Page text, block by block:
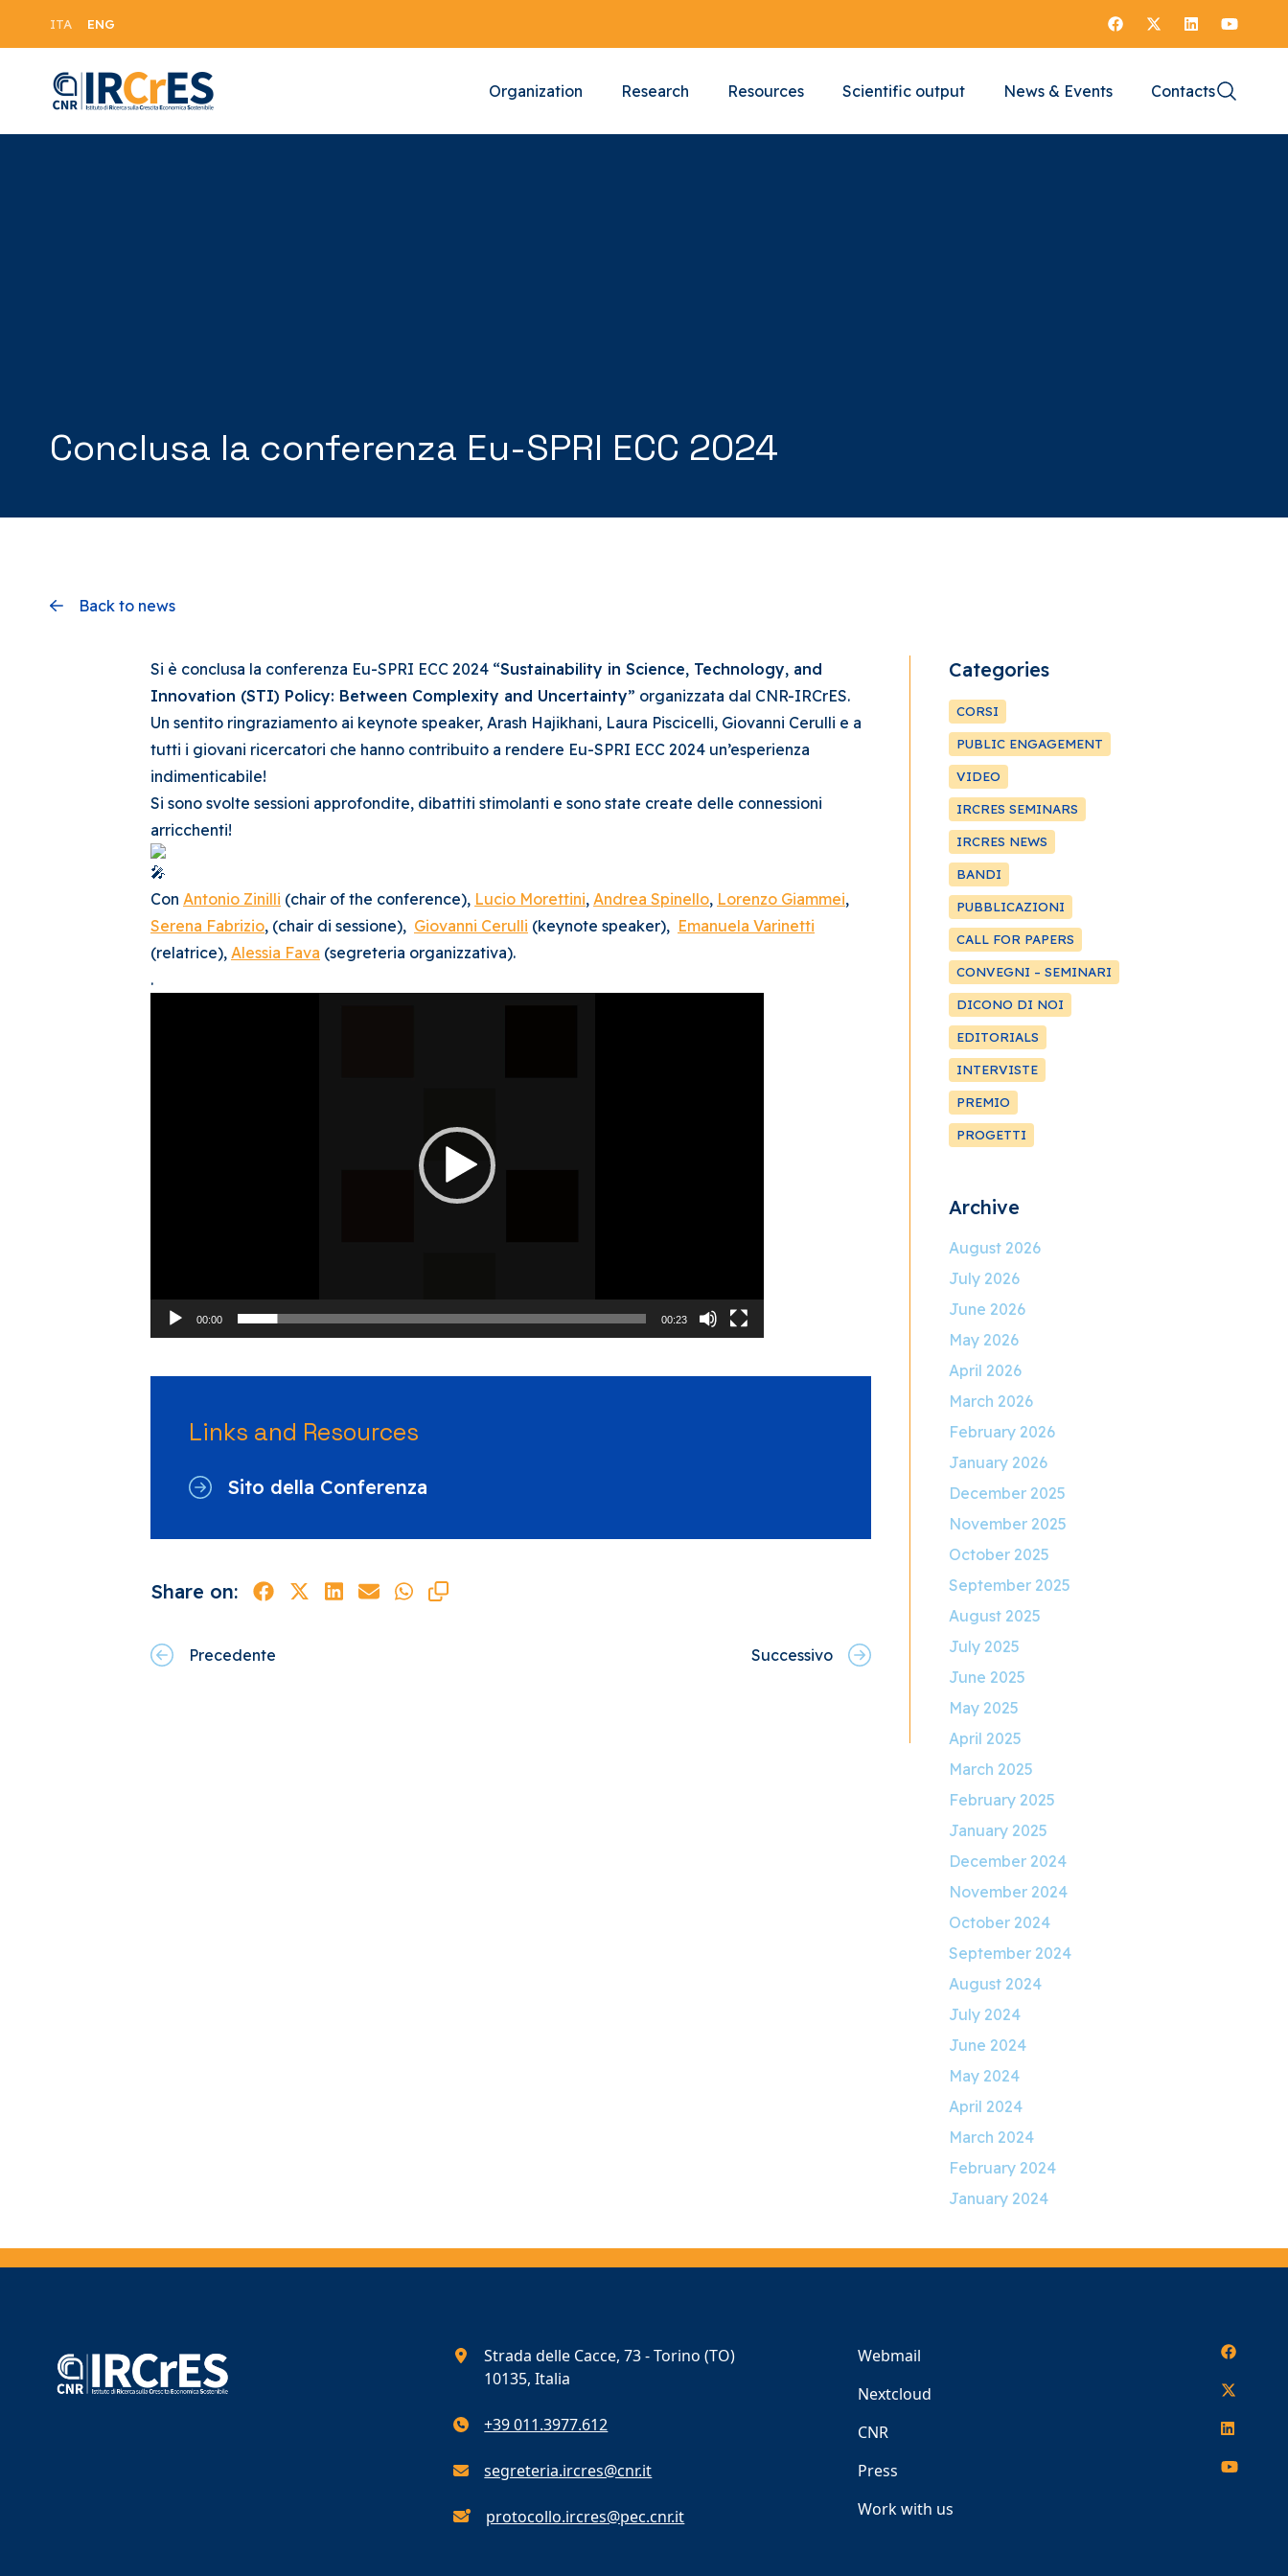
ITA ENG
Organization Research Resources Scientific output News & Events Contacts
Conclusa la conferenza Eu-SPRI ECC 2024
Back to news
Si è conclusa la conferenza Eu-SPRI ECC 2024 “Sustainability in Science, Technology, and
Innovation (STI) Policy: Between Complexity and Uncertainty” organizzata dal CNR-IRCrES.
Un sentito ringraziamento ai keynote speaker, Arash Hajikhani, Laura Piscicelli, Giovanni Cerulli e a
tutti i giovani ricercatori che hanno contribuito a rendere Eu-SPRI ECC 2024 un’esperienza
indimenticabile!
Si sono svolte sessioni approfondite, dibattiti stimolanti e sono state create delle connessioni
arricchenti!
Con Antonio Zinilli (chair of the conference), Lucio Morettini, Andrea Spinello, Lorenzo Giammei,
Serena Fabrizio, (chair di sessione), Giovanni Cerulli (keynote speaker), Emanuela Varinetti
(relatrice), Alessia Fava (segreteria organizzativa).
.
00:00 00:23
Links and Resources
Sito della Conferenza
Share on:
Precedente Successivo
Categories
CORSI
PUBLIC ENGAGEMENT
VIDEO
IRCRES SEMINARS
IRCRES NEWS
BANDI
PUBBLICAZIONI
CALL FOR PAPERS
CONVEGNI – SEMINARI
DICONO DI NOI
EDITORIALS
INTERVISTE
PREMIO
PROGETTI
Archive
August 2026
July 2026
June 2026
May 2026
April 2026
March 2026
February 2026
January 2026
December 2025
November 2025
October 2025
September 2025
August 2025
July 2025
June 2025
May 2025
April 2025
March 2025
February 2025
January 2025
December 2024
November 2024
October 2024
September 2024
August 2024
July 2024
June 2024
May 2024
April 2024
March 2024
February 2024
January 2024
Strada delle Cacce, 73 - Torino (TO)
10135, Italia
+39 011.3977.612
segreteria.ircres@cnr.it
protocollo.ircres@pec.cnr.it
Webmail
Nextcloud
CNR
Press
Work with us